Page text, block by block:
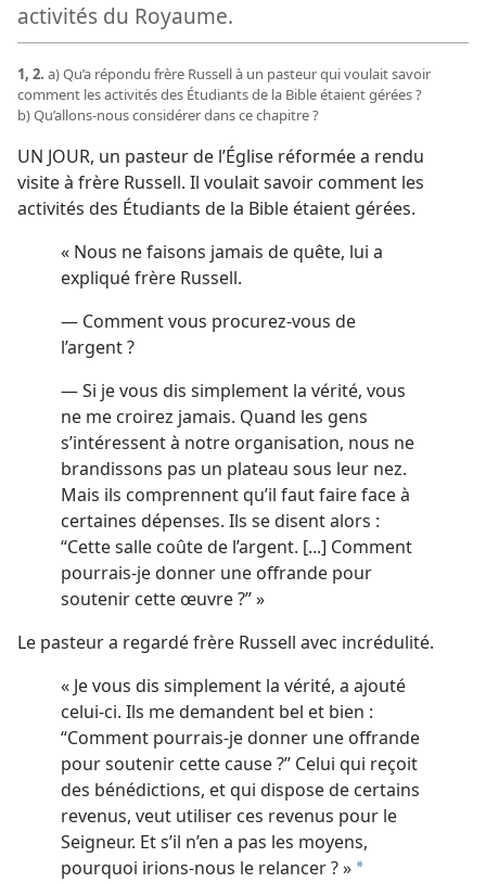
activités du Royaume.
1, 2. a) Qu’a répondu frère Russell à un pasteur qui voulait savoir
comment les activités des Étudiants de la Bible étaient gérées ?
b) Qu’allons-​nous considérer dans ce chapitre ?
UN JOUR, un pasteur de l’Église réformée a rendu
visite à frère Russell. Il voulait savoir comment les
activités des Étudiants de la Bible étaient gérées.
« Nous ne faisons jamais de quête, lui a
expliqué frère Russell.
— Comment vous procurez-​vous de
l’argent ?
— Si je vous dis simplement la vérité, vous
ne me croirez jamais. Quand les gens
s’intéressent à notre organisation, nous ne
brandissons pas un plateau sous leur nez.
Mais ils comprennent qu’il faut faire face à
certaines dépenses. Ils se disent alors :
“Cette salle coûte de l’argent. [...] Comment
pourrais-​je donner une offrande pour
soutenir cette œuvre ?” »
Le pasteur a regardé frère Russell avec incrédulité.
« Je vous dis simplement la vérité, a ajouté
celui-ci. Ils me demandent bel et bien :
“Comment pourrais-​je donner une offrande
pour soutenir cette cause ?” Celui qui reçoit
des bénédictions, et qui dispose de certains
revenus, veut utiliser ces revenus pour le
Seigneur. Et s’il n’en a pas les moyens,
pourquoi irions-​nous le relancer ? » a